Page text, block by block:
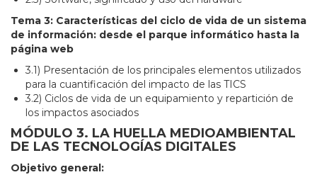
Tema 3: Características del ciclo de vida de un sistema
de información: desde el parque informático hasta la
página web
3.1) Presentación de los principales elementos utilizados
para la cuantificación del impacto de las TICS
3.2) Ciclos de vida de un equipamiento y repartición de
los impactos asociados
MÓDULO 3. LA HUELLA MEDIOAMBIENTAL
DE LAS TECNOLOGÍAS DIGITALES
Objetivo general: